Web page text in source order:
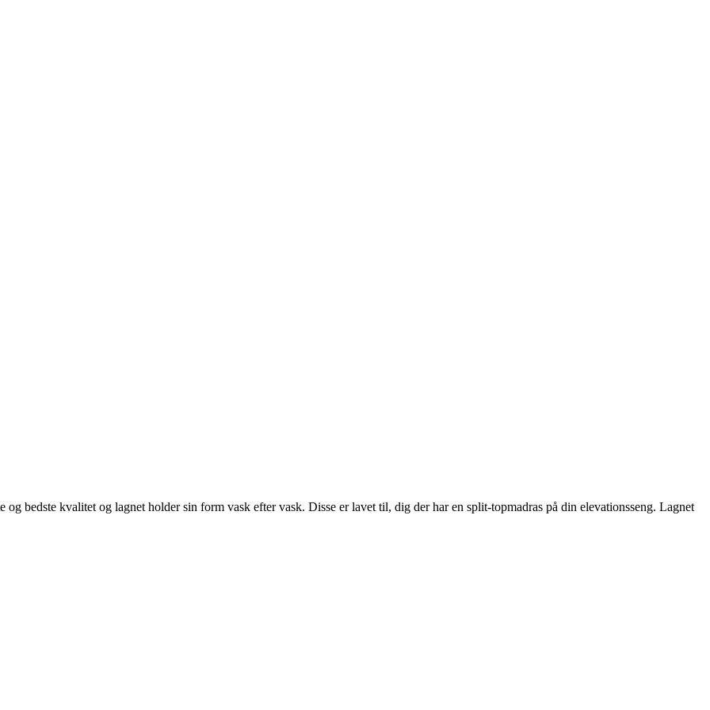
bedste kvalitet og lagnet holder sin form vask efter vask. Disse er lavet til, dig der har en split-topmadras på din elevationsseng. Lagnet